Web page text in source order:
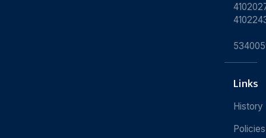
Links
History
Policies